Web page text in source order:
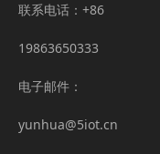
联系电话：+86
19863650333
电子邮件：
yunhua@5iot.cn